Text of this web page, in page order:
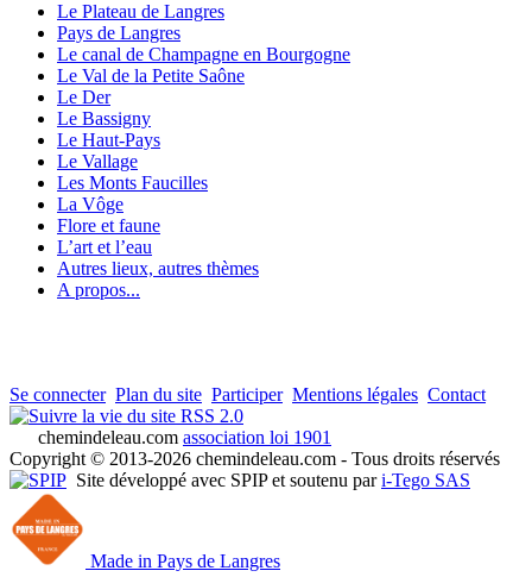
Le Plateau de Langres
Pays de Langres
Le canal de Champagne en Bourgogne
Le Val de la Petite Saône
Le Der
Le Bassigny
Le Haut-Pays
Le Vallage
Les Monts Faucilles
La Vôge
Flore et faune
L’art et l’eau
Autres lieux, autres thèmes
A propos...
Se connecter Plan du site Participer Mentions légales Contact
RSS 2.0
chemindeleau.com association loi 1901
Copyright © 2013-2026 chemindeleau.com - Tous droits réservés
Site développé avec SPIP et soutenu pari-Tego SAS
Made in Pays de Langres